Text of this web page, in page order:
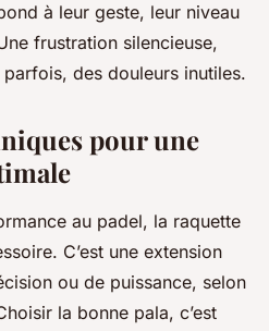
à leur geste, leur niveau
frustration silencieuse,
des douleurs inutiles.
pour une
au padel, la raquette
C’est une extension
ou de puissance, selon
la bonne pala, c’est